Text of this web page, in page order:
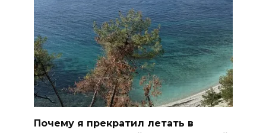
Почему я прекратил летать в